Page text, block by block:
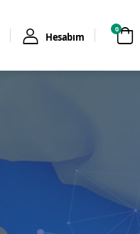
Hesabım
0